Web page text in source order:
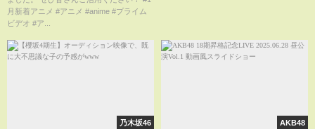
月新着アニメ #アニメ #anime #プライム
ビデオ #ア...
乃木坂46 AKB48